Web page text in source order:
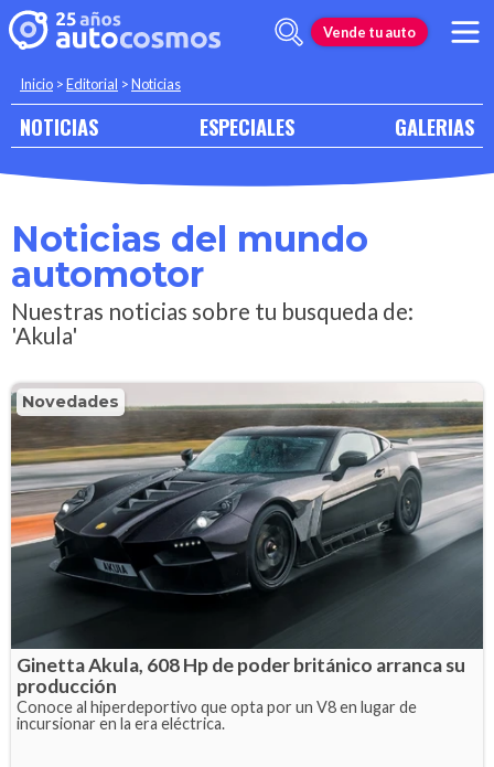
Vende tu auto
Inicio >Editorial >Noticias
NOTICIAS ESPECIALES GALERIAS
Noticias del mundo
automotor
Nuestras noticias sobre tu busqueda de:
'Akula'
Novedades
Ginetta Akula, 608 Hp de poder británico arranca su
producción
Conoce al hiperdeportivo que opta por un V8 en lugar de
incursionar en la era eléctrica.